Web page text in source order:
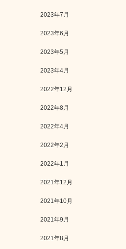
2023年7月
2023年6月
2023年5月
2023年4月
2022年12月
2022年8月
2022年4月
2022年2月
2022年1月
2021年12月
2021年10月
2021年9月
2021年8月